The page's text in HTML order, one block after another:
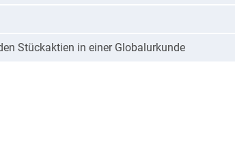
Stückaktien in einer Globalurkunde